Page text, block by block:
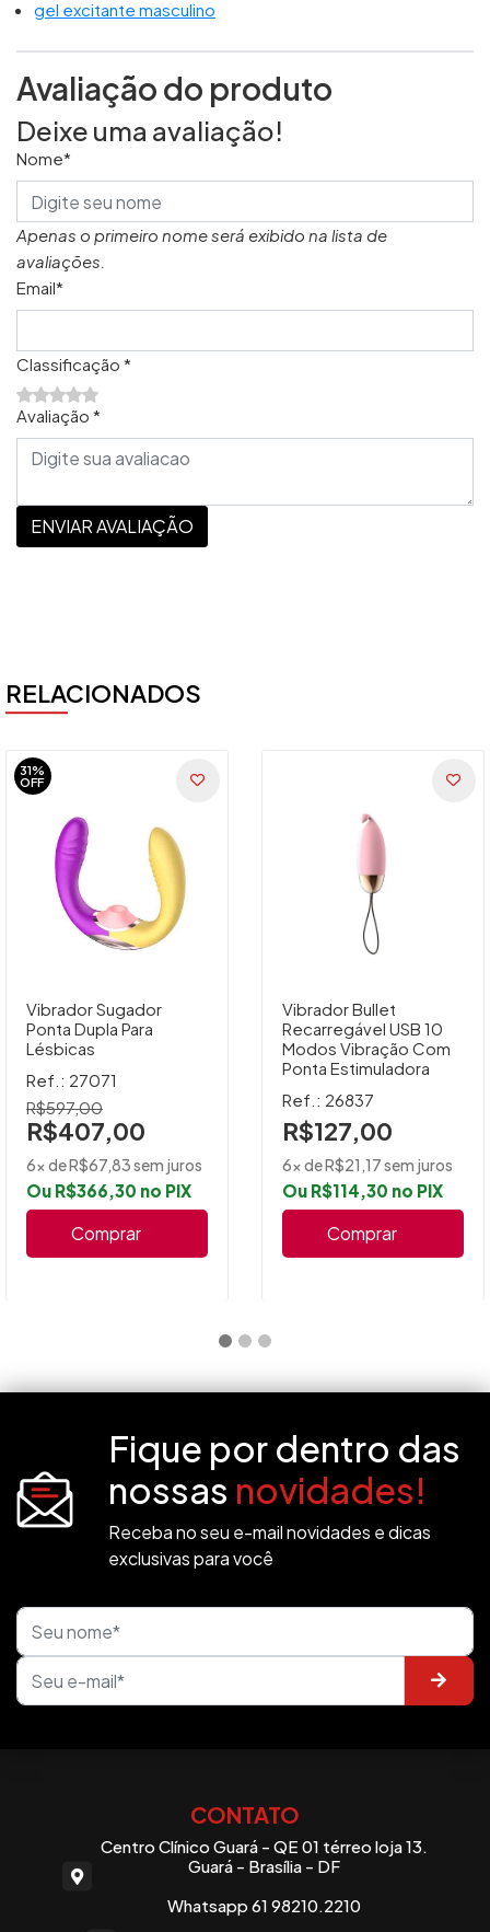
gel excitante masculino
Avaliação do produto
Deixe uma avaliação!
Nome*
Apenas o primeiro nome será exibido na lista de
avaliações.
Email*
Classificação *
Avaliação *
ENVIAR AVALIAÇÃO
RELACIONADOS
31%
OFF
Vibrador Sugador
Ponta Dupla Para
Lésbicas
Ref.: 27071
R$597,00
R$407,00
6x de R$67,83 sem juros
Ou R$366,30 no PIX
Comprar
Vibrador Bullet
Recarregável USB 10
Modos Vibração Com
Ponta Estimuladora
Ref.: 26837
R$127,00
6x de R$21,17 sem juros
Ou R$114,30 no PIX
Comprar
Fique por dentro das
nossas novidades!
Receba no seu e-mail novidades e dicas
exclusivas para você
CONTATO
Centro Clínico Guará - QE 01 térreo loja 13.
Guará - Brasília - DF
Whatsapp 61 98210.2210